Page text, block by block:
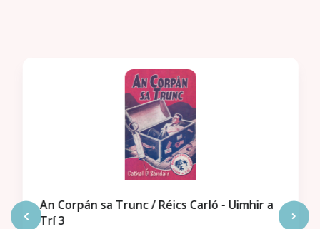
An Corpán sa Trunc / Réics Carló - Uimhir a
Trí 3